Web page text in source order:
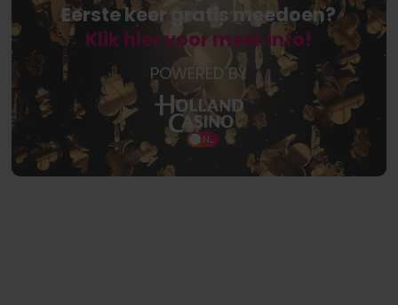
Eerste keer gratis meedoen?
Klik hier voor meer info!
POWERED BY